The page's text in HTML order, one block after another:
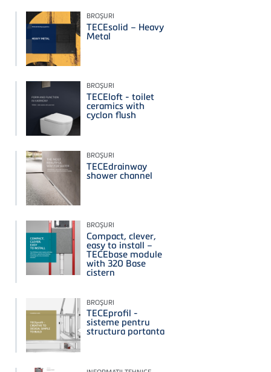
BROŞURI
TECEsolid – Heavy
Metal
BROŞURI
TECEloft - toilet
ceramics with
cyclon flush
BROŞURI
TECEdrainway
shower channel
BROŞURI
Compact, clever,
easy to install –
TECEbase module
with 320 Base
cistern
BROŞURI
TECEprofil -
sisteme pentru
structura portanta